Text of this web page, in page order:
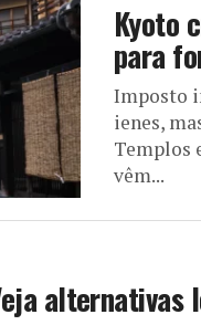
Kyoto
para
Imposto
ienes,
Templos
vêm...
alternativas